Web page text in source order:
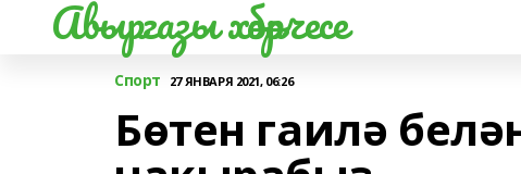
Авыргазы хәбәрчесе
Спорт 27 ЯНВАРЯ 2021, 06:26
Бөтен гаилә